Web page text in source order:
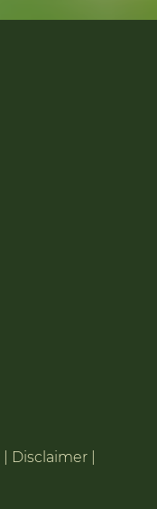
Disclaimer